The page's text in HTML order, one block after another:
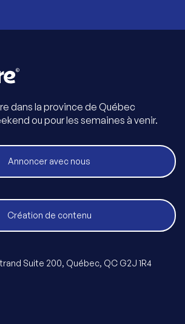
dans la province de Québec
ou pour les semaines à venir.
Annoncer avec nous
Création de contenu
Suite 200, Québec, QC G2J 1R4